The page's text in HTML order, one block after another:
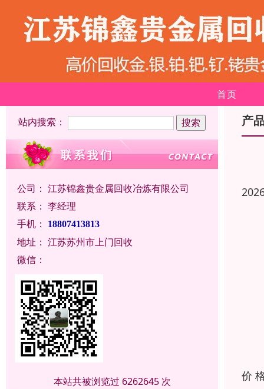
首页
站内搜索：
公司： 江苏锦鑫贵金属回收冶炼有限公司
联系： 李经理
手机：
18807413813
地址： 江苏苏州市上门回收
微信：
本站共被浏览过 6262645 次
产
价